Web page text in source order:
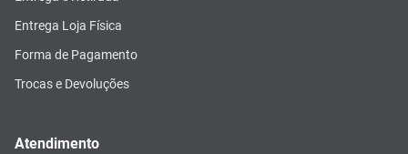
Entrega Loja Física
Forma de Pagamento
Trocas e Devoluções
Atendimento